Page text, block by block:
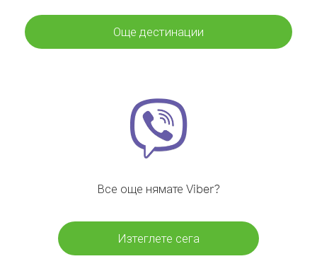
Още дестинации
Все още нямате Viber?
Изтеглете сега